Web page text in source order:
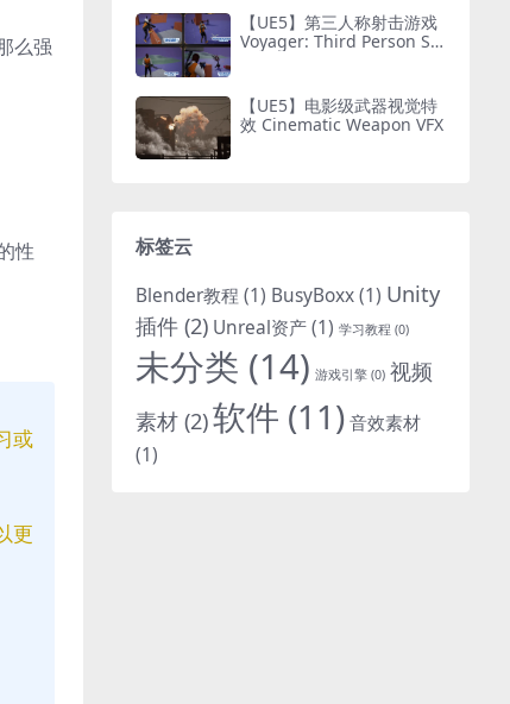
么强
性
或
更
【UE5】第三人称射击游戏
Voyager: Third Person Sh
【UE5】电影级武器视觉特
效 Cinematic Weapon VFX
标签云
Blender教程 (1) BusyBoxx(1) Unity
插件 (2) Unreal资产(1) 学习教程 (0)
未分类 (14) 游戏引擎 (0) 视频
素材 (2)软件 (11)音效素材
(1)